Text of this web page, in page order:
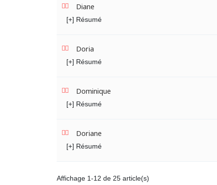
Diane
[+] Résumé
Doria
[+] Résumé
Dominique
[+] Résumé
Doriane
[+] Résumé
Affichage 1-12 de 25 article(s)